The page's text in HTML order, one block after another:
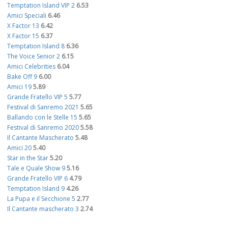
Temptation Island VIP 2 6.53
Amici Speciali 6.46
X Factor 13 6.42
X Factor 15 6.37
Temptation Island 8 6.36
The Voice Senior 2 6.15
Amici Celebrities 6.04
Bake Off 9 6.00
Amici 195.89
Grande Fratello VIP 5 5.77
Festival di Sanremo 2021 5.65
Ballando con le Stelle 15 5.65
Festival di Sanremo 20205.58
Il Cantante Mascherato 5.48
Amici 205.40
Star in the Star5.20
Tale e Quale Show 95.16
Grande Fratello VIP 6 4.79
Temptation Island 9 4.26
La Pupa e il Secchione 5 2.77
Il Cantante mascherato 3 2.74